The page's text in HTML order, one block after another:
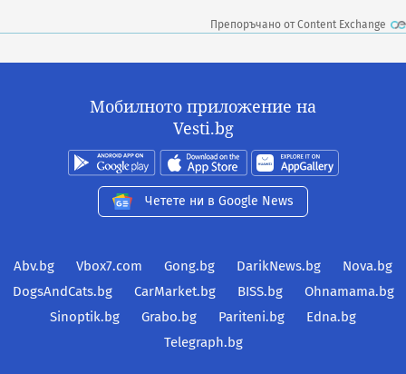
Препоръчано от Content Exchange
Мобилното приложение на
Vesti.bg
Четете ни в Google News
Abv.bg Vbox7.com Gong.bg DarikNews.bg
Nova.bg
DogsAndCats.bg
CarMarket.bg BISS.bg
Ohnamama.bg
Sinoptik.bg
Grabo.bg Pariteni.bg
Edna.bg
Telegraph.bg